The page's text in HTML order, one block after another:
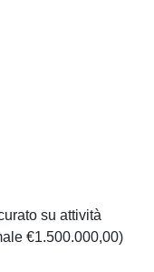
su attività
€1.500.000,00)